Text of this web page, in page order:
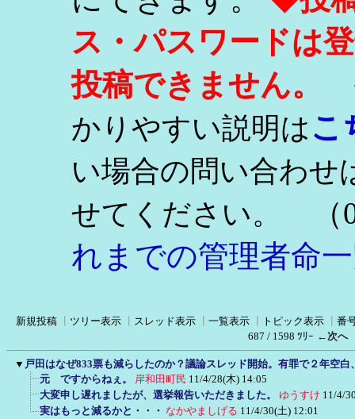
ス・パスワードは
投稿できません。
かりやすい説明はこ
い場合の問い合わせ
せてください。
（
れまでの管理者命
新規投稿 ツリー表示 スレッド表示 一覧表示 トピック表示
番
687 / 1598 ﾂﾘｰ ←次へ
▼ 戸田はなぜ833票も減らしたのか？議論スレッド開始。有罪で２年空白
元 ですからねぇ。
岸和田町民 11/4/28(木) 14:05
大変申し遅れましたが、選挙報告いただきました。
ゆうすけ 11/4/
実はもっと減るかと・・・ なかやましげる 11/4/30(土) 12:01